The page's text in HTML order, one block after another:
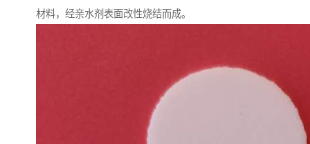
材料，经亲水剂表面改性烧结而成。